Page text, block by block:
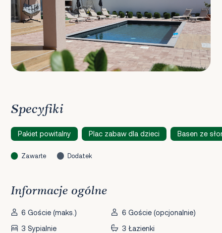
Specyfiki
Pakiet powitalny Plac zabaw dla dzieci Basen ze
Zawarte Dodatek
Informacje ogólne
6 Goście (maks.)
6 Goście (opcjonalnie)
3 Sypialnie
3 Łazienki